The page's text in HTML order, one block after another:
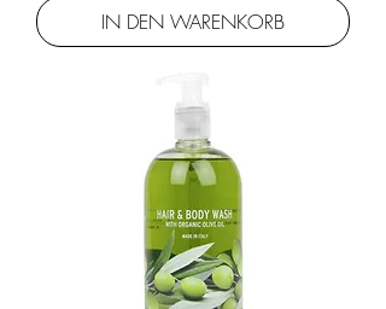
IN DEN WARENKORB